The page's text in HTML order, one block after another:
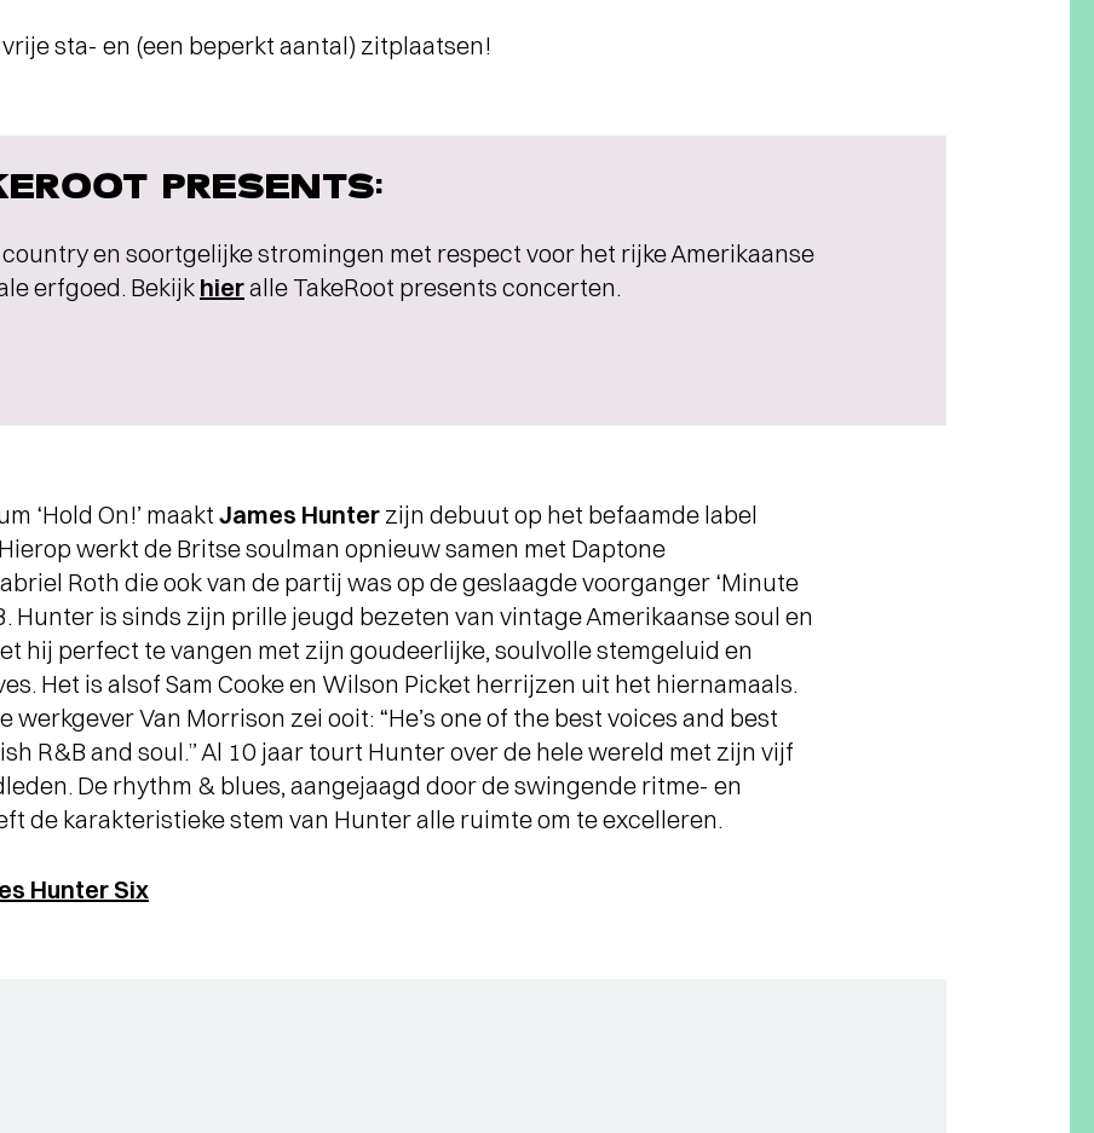
sta- en (een beperkt aantal) zitplaatsen!
PRESENTS:
country en soortgelijke stromingen met respect voor het rijke Amerikaanse
erfgoed. Bekijk hieralle TakeRoot presents concerten.
‘Hold On!’ maakt James Hunter zijn debuut op het befaamde label
werkt de Britse soulman opnieuw samen met Daptone
Roth die ook van de partij was op de geslaagde voorganger ‘Minute
Hunter is sinds zijn prille jeugd bezeten van vintage Amerikaanse soul en
hij perfect te vangen met zijn goudeerlijke, soulvolle stemgeluid en
Het is alsof Sam Cooke en Wilson Picket herrijzen uit het hiernamaals.
werkgever Van Morrison zei ooit: “He’s one of the best voices and best
R&B and soul.” Al 10 jaar tourt Hunter over de hele wereld met zijn vijf
De rhythm & blues, aangejaagd door de swingende ritme- en
de karakteristieke stem van Hunter alle ruimte om te excelleren.
Hunter Six